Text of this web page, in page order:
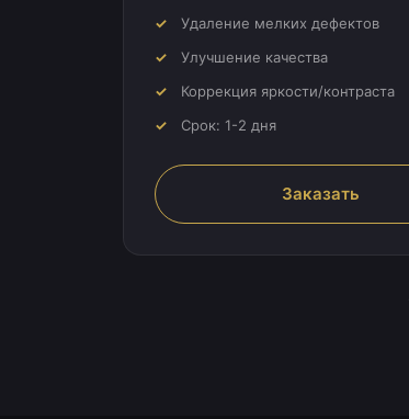
Удаление мелких дефектов
Улучшение качества
Коррекция яркости/контраста
Срок: 1-2 дня
Заказать